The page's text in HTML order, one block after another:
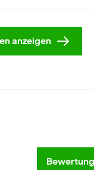
anzeigen